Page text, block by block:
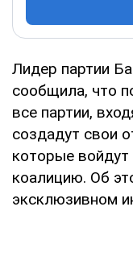
Лидер партии
сообщила, что
все партии,
создадут свои
которые
коалицию. Об
эксклюзивном